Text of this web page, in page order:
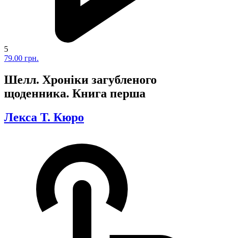
5
79.00 грн.
Шелл. Хроніки загубленого
щоденника. Книга перша
Лекса Т. Кюро